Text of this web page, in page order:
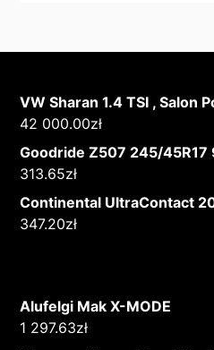
VW Sharan 1.4 TSI , Salon
42 000.00zł
Goodride Z507 245/45R17
313.65zł
Continental UltraContact
347.20zł
Alufelgi Mak X-MODE
1 297.63zł